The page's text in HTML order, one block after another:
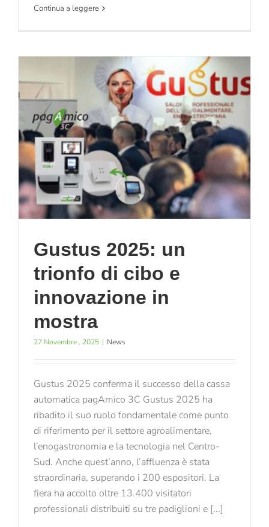
Continua a leggere
Gustus 2025: un
trionfo di cibo e
innovazione in
mostra
27 Novembre , 2025 | News
Gustus 2025 conferma il successo della cassa
automatica pagAmico 3C Gustus 2025 ha
ribadito il suo ruolo fondamentale come punto
di riferimento per il settore agroalimentare,
l’enogastronomia e la tecnologia nel Centro-
Sud. Anche quest’anno, l’affluenza è stata
straordinaria, superando i 200 espositori. La
fiera ha accolto oltre 13.400 visitatori
professionali distribuiti su tre padiglioni e [...]